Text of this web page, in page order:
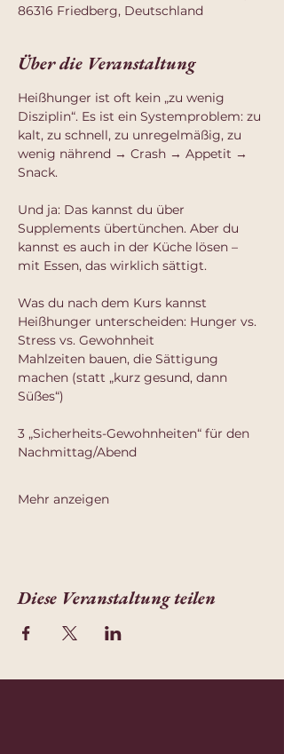
86316 Friedberg, Deutschland
Über die Veranstaltung
Heißhunger ist oft kein „zu wenig
Disziplin“. Es ist ein Systemproblem: zu
kalt, zu schnell, zu unregelmäßig, zu
wenig nährend → Crash → Appetit →
Snack.
Und ja: Das kannst du über
Supplements übertünchen. Aber du
kannst es auch in der Küche lösen –
mit Essen, das wirklich sättigt.
Was du nach dem Kurs kannst
Heißhunger unterscheiden: Hunger vs.
Stress vs. Gewohnheit
Mahlzeiten bauen, die Sättigung
machen (statt „kurz gesund, dann
Süßes“)
3 „Sicherheits-Gewohnheiten“ für den
Nachmittag/Abend
Mehr anzeigen
Diese Veranstaltung teilen